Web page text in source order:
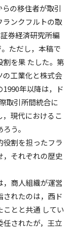
の移住者が取引
ランクフルトの取
券経済研究所編
ただし，本稿で
を果 たした。第
の工業化と株式会
年以降は，ド
取引所間統合に
現代におけるこ
う。
割を担ったフラ
，それぞれの歴史
商人組織が運営
されたのは，西ド
とと共通 してい
されたが，王立